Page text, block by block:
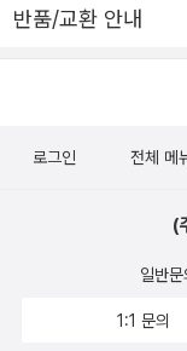
라는 소문이 돌았어.
더니, 부인들은바로
관심을 가졌어. 다아
나. 더욱이 다아시는
만 두 번을 추었어. 그
청혼할지도 모른다면
는 다른 사람들의 어리
다. 저에게 무례한 사
려고아무리 애를 써
수가 없으니까요.”
나 그 사람에게 실망
쪽에서 고의적으로 우
깊은 행동만 할 거라
반품/교환 안내
로그인 전체 메
(
일반
1:1 문의